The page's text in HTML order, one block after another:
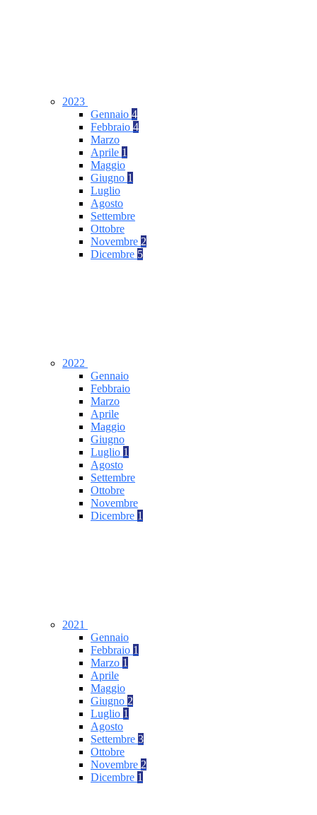
2023
Gennaio 4
Febbraio 4
Marzo
Aprile 1
Maggio
Giugno 1
Luglio
Agosto
Settembre
Ottobre
Novembre 2
Dicembre 5
2022
Gennaio
Febbraio
Marzo
Aprile
Maggio
Giugno
Luglio 1
Agosto
Settembre
Ottobre
Novembre
Dicembre 1
2021
Gennaio
Febbraio 1
Marzo 1
Aprile
Maggio
Giugno 2
Luglio 1
Agosto
Settembre 3
Ottobre
Novembre 2
Dicembre 1